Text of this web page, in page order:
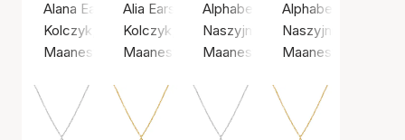
Alana Earrings
Kolczyk, Kolor srebrny / Srebro próby 925
Maanesten
Alia Earsticks
Kolczyk, Złoty kolor / Pozłacane srebro
Maanesten
Alphabet Necklace A
Naszyjnik, Złoty kolor /
Maanesten
Alphabet Necklace
Naszyjnik, Złoty
Maanesten